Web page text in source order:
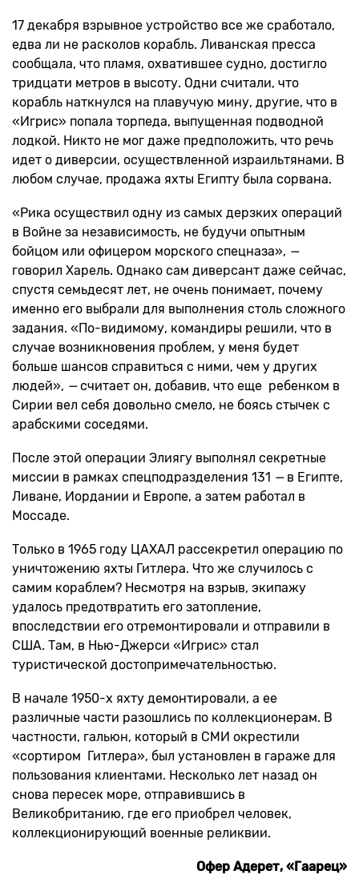
17 декабря взрывное устройство все же сработало,
едва ли не расколов корабль. Ливанская пресса
сообщала, что пламя, охватившее судно, достигло
тридцати метров в высоту. Одни считали, что
корабль наткнулся на плавучую мину, другие, что в
«Игрис» попала торпеда, выпущенная подводной
лодкой. Никто не мог даже предположить, что речь
идет о диверсии, осуществленной израильтянами. В
любом случае, продажа яхты Египту была сорвана.
«Рика осуществил одну из самых дерзких операций
в Войне за независимость, не будучи опытным
бойцом или офицером морского спецназа», —
говорил Харель. Однако сам диверсант даже сейчас,
спустя семьдесят лет, не очень понимает, почему
именно его выбрали для выполнения столь сложного
задания. «По-видимому, командиры решили, что в
случае возникновения проблем, у меня будет
больше шансов справиться с ними, чем у других
людей», —считает он, добавив, что еще ребенком в
Сирии вел себя довольно смело, не боясь стычек с
арабскими соседями.
После этой операции Элиягу выполнял секретные
миссии в рамках спецподразделения 131 —в Египте,
Ливане, Иордании и Европе, а затем работал в
Моссаде.
Только в 1965 году ЦАХАЛ рассекретил операцию по
уничтожению яхты Гитлера. Что же случилось с
самим кораблем? Несмотря на взрыв, экипажу
удалось предотвратить его затопление,
впоследствии его отремонтировали и отправили в
США. Там, в Нью-Джерси «Игрис» стал
туристической достопримечательностью.
В начале 1950-х яхту демонтировали, а ее
различные части разошлись по коллекционерам. В
частности, гальюн, который в СМИ окрестили
«сортиром Гитлера», был установлен в гараже для
пользования клиентами. Несколько лет назад он
снова пересек море, отправившись в
Великобританию, где его приобрел человек,
коллекционирующий военные реликвии.
Офер Адерет, «Гаарец»